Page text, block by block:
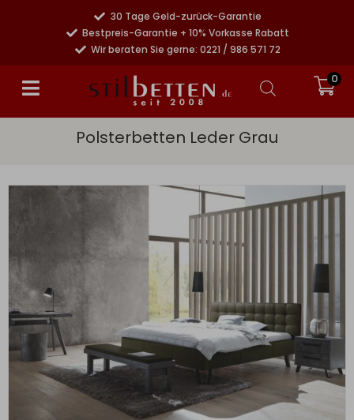
30 Tage Geld-zurück-Garantie
Bestpreis-Garantie + 10% Vorkasse Rabatt
Wir beraten Sie gerne: 0221 / 986 571 72
0
Polsterbetten Leder Grau